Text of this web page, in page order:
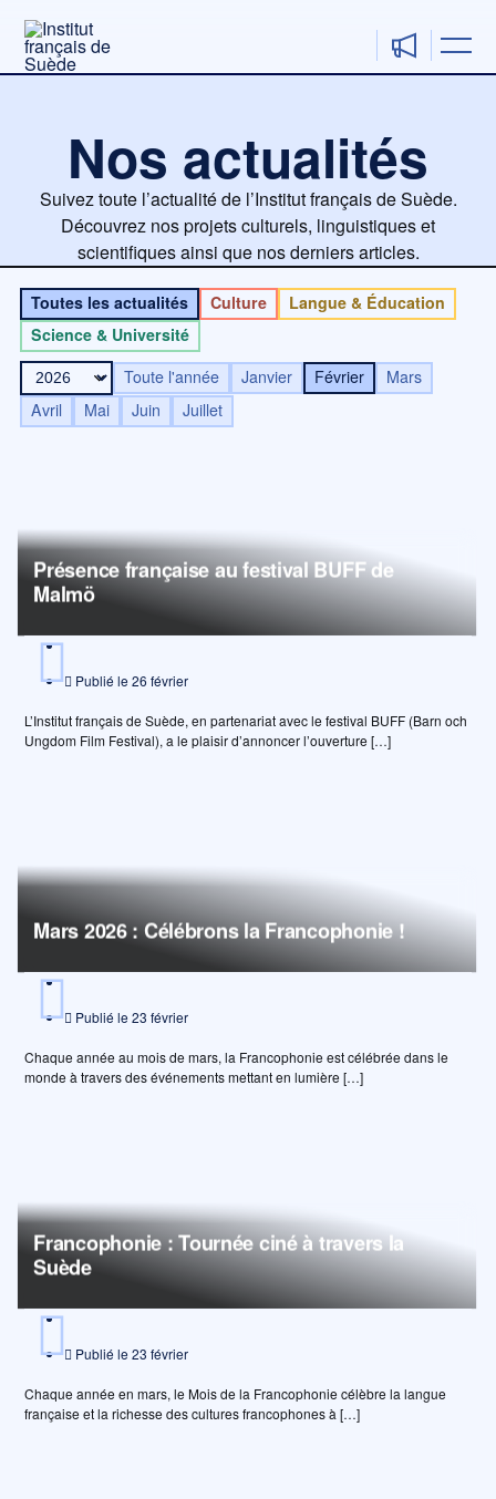
contenu
Nos actualités
Suivez toute l’actualité de l’Institut français de Suède.
Découvrez nos projets culturels, linguistiques et
scientifiques ainsi que nos derniers articles.
Toutes les actualités Culture
Langue & Éducation
Science & Université
Toute l'année
Janvier Février
Mars
Avril
Mai Juin Juillet
Présence française au festival BUFF de
Malmö
Publié le 26 février
L’Institut français de Suède, en partenariat avec le festival BUFF (Barn och
Ungdom Film Festival), a le plaisir d’annoncer l’ouverture […]
Mars 2026 : Célébrons la Francophonie !
Publié le 23 février
Chaque année au mois de mars, la Francophonie est célébrée dans le
monde à travers des événements mettant en lumière […]
Francophonie : Tournée ciné à travers la
Suède
Publié le 23 février
Chaque année en mars, le Mois de la Francophonie célèbre la langue
française et la richesse des cultures francophones à […]